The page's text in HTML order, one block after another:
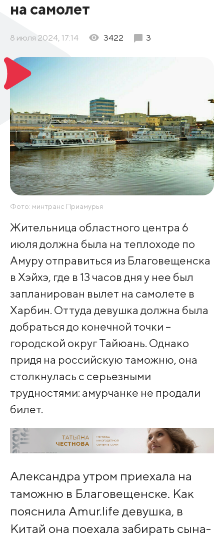
на самолет
8 июля 2024, 17:14 3422 3
Фото: минтранс Приамурья
Жительница областного центра 6
июля должна была на теплоходе по
Амуру отправиться из Благовещенска
в Хэйхэ, где в 13 часов дня у нее был
запланирован вылет на самолете в
Харбин. Оттуда девушка должна была
добраться до конечной точки –
городской округ Тайюань. Однако
придя на российскую таможню, она
столкнулась с серьезными
трудностями: амурчанке не продали
билет.
Александра утром приехала на
таможню в Благовещенске. Как
пояснила Amur.life девушка, в
Китай она поехала забирать сына-